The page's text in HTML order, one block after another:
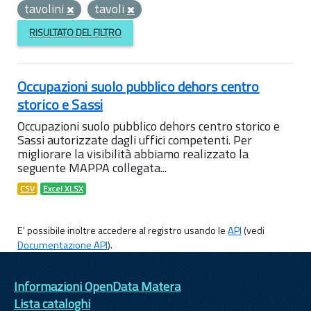
tavolini
tavoli
RISULTATO DEL FILTRO
Occupazioni suolo pubblico dehors centro
storico e Sassi
Occupazioni suolo pubblico dehors centro storico e
Sassi autorizzate dagli uffici competenti. Per
migliorare la visibilità abbiamo realizzato la
seguente MAPPA collegata...
CSV Excel XLSX
E' possibile inoltre accedere al registro usando leAPI(vedi
Documentazione API).
Informazioni OpenData Matera
Lista cataloghi